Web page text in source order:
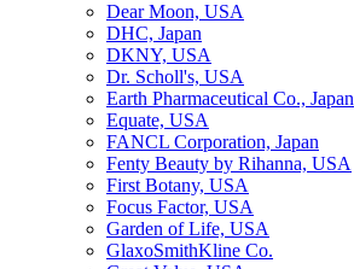
Dear Moon, USA
DHC, Japan
DKNY, USA
Dr. Scholl's, USA
Earth Pharmaceutical Co., Japan
Equate, USA
FANCL Corporation, Japan
Fenty Beauty by Rihanna, USA
First Botany, USA
Focus Factor, USA
Garden of Life, USA
GlaxoSmithKline Co.